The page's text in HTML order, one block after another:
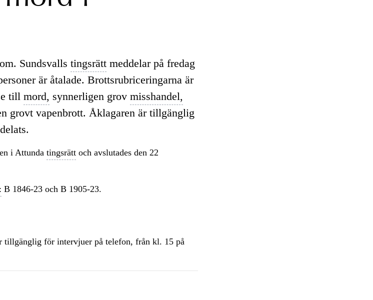
Sundsvalls tingsrättmeddelar på fredag
är åtalade. Brottsrubriceringarna är
till mord, synnerligen grov misshandel,
grovt vapenbrott. Åklagaren är tillgänglig
i Attunda tingsrättoch avslutades den 22
B 1846-23 och B 1905-23.
tillgänglig för intervjuer på telefon, från kl. 15 på